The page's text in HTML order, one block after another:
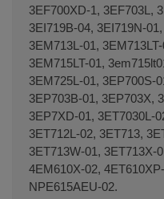
3EF700XD-1, 3EF703L,
3EI719B-04, 3EI719N-
3EM713L-01,
3EM715LT-01,
3EM725L-01, 3EP700S-
3EP703B-01, 3EP703X,
3EP7XD-01, 3ET7030L-
3ET712L-02, 3ET713,
3ET713W-01, 3ET713X-
4EM610X-02,
NPE615AEU-02.